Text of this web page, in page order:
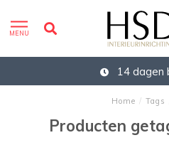
MENU
14 dagen
Home / Tags
Producten